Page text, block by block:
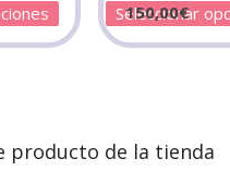
producto de la tienda
150,00€
Seleccionar